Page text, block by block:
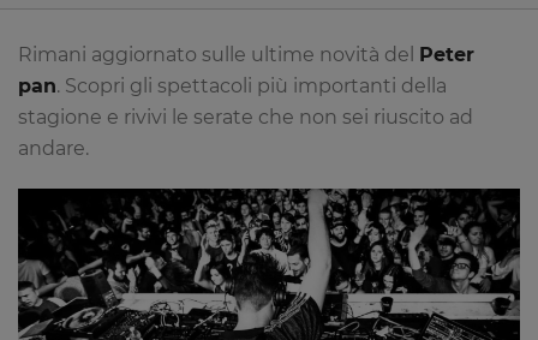
Rimani aggiornato sulle ultime novità del Peter
pan. Scopri gli spettacoli più importanti della
stagione e rivivi le serate che non sei riuscito ad
andare.